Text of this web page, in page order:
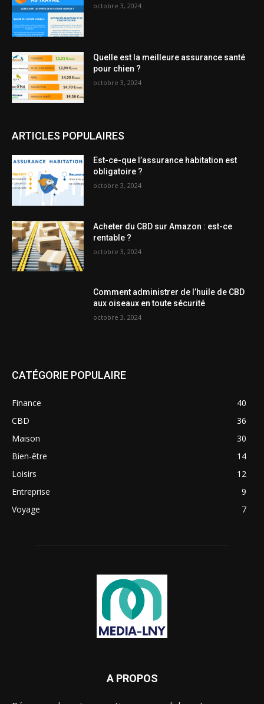
octobre 3, 2024
Quelle est la meilleure assurance santé
pour chien ?
octobre 3, 2024
ARTICLES POPULAIRES
Est-ce-que l’assurance habitation est
obligatoire ?
octobre 3, 2024
Acheter du CBD sur Amazon : est-ce
rentable ?
octobre 3, 2024
Comment administrer de l’huile de CBD
aux oiseaux en toute sécurité
octobre 3, 2024
CATÉGORIE POPULAIRE
Finance
40
CBD
36
Maison
30
Bien-être
14
Loisirs
12
Entreprise
9
Voyage
7
A PROPOS